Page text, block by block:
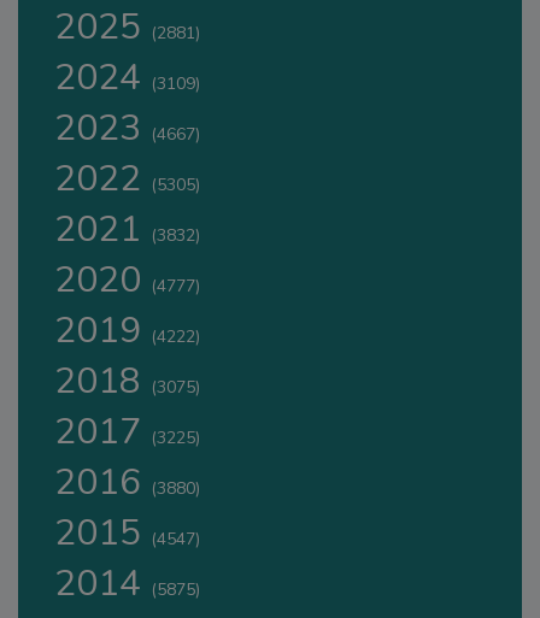
2025 (2881)
2024 (3109)
2023 (4667)
2022 (5305)
2021 (3832)
2020 (4777)
2019 (4222)
2018 (3075)
2017 (3225)
2016 (3880)
2015 (4547)
2014 (5875)